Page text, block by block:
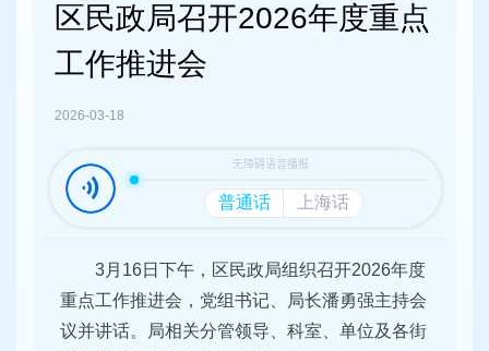
区民政局召开2026年度重点
工作推进会
2026-03-18
3月16日下午，区民政局组织召开2026年度
重点工作推进会，党组书记、局长潘勇强主持会
议并讲话。局相关分管领导、科室、单位及各街